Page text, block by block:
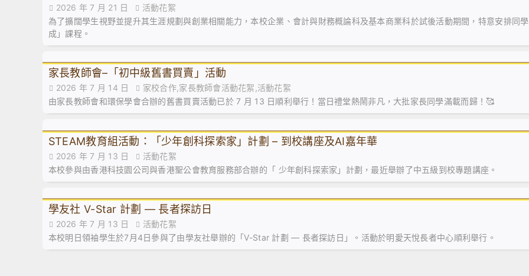
2026 年 7 月 21 日
活動花絮
為了擴闊學生視野並提升其生涯規劃與創業相關能力，本校企業、會計與財務概論科及基本商業科於試後活動期間，特意安排同
成」課程。
家長教師會–「初中級舊書買賣」活動
2026 年 7 月 14 日
家校合作,家長教師會活動花絮,活動花絮
由家長教師會和環保學會合辦的舊書買賣活動已於 7 月 13 日順利舉行！當日禮堂熱鬧非凡，大批家長同學滿載而歸！🥰
STEAM教育組活動：「少年創科探索家」計劃 – 到校講座及AI嘉年華
2026 年 7 月 13 日
活動花絮
本校參與由香港科技園公司與香港聖公會教育服務部合辦的「 少年創科探索家」計劃，最近舉辦了中五級到校專題講座。
學友社 V-Star 計劃 — 長者探訪日
2026 年 7 月 13 日
活動花絮
本校明日領袖學生於7月4日參與了由學友社舉辦的「V-Star 計劃 — 長者探訪日」。活動於明愛天悅長者中心順利舉行。